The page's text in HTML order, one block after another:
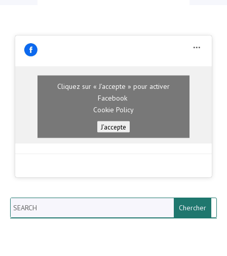
Cliquez sur « J’accepte » pour activer
Facebook
Cookie Policy
J’accepte
Search